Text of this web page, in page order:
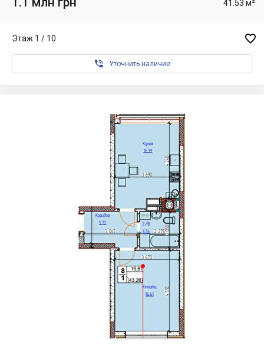
41.53 м²
Этаж 1 / 10 
 Уточнить наличие